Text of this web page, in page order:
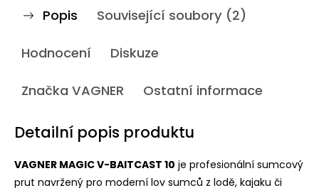
Popis Související soubory (2)
Hodnocení Diskuze
Značka VAGNER Ostatní informace
Detailní popis produktu
VAGNER MAGIC V-BAITCAST 10 je profesionální sumcový
prut navržený pro moderní lov sumců z lodě, kajaku či